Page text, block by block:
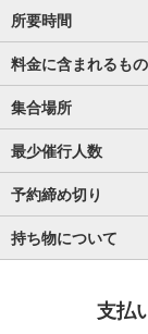
所要時間
料金に含まれるもの
集合場所
最少催行人数
予約締め切り
持ち物について
支払